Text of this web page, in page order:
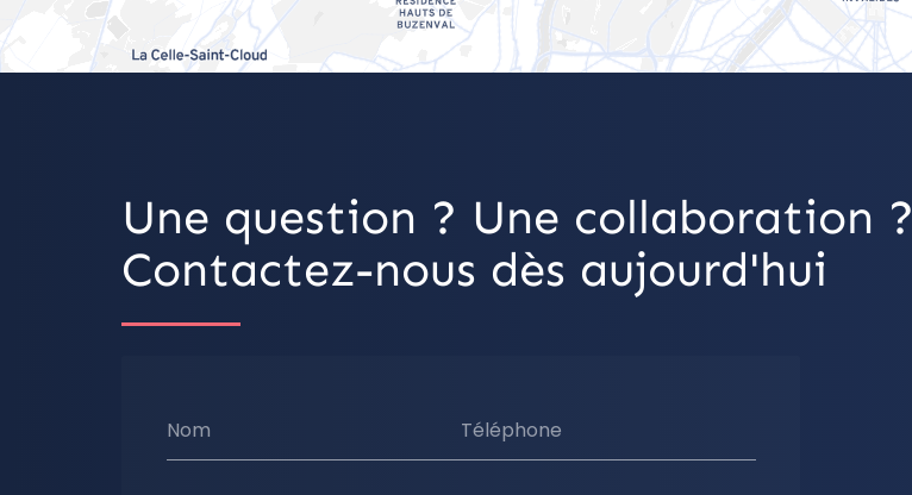
Une question ? Une collaboration ?
Contactez-nous dès aujourd'hui
Nom Téléphone